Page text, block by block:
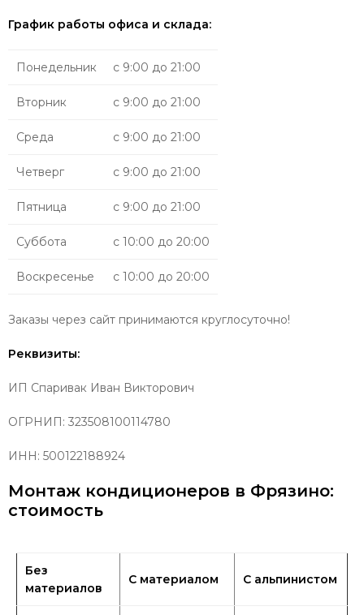
График работы офиса и склада:
Понедельник с 9:00 до 21:00
Вторник с 9:00 до 21:00
Среда с 9:00 до 21:00
Четверг с 9:00 до 21:00
Пятница с 9:00 до 21:00
Суббота с 10:00 до 20:00
Воскресенье с 10:00 до 20:00
Заказы через сайт принимаются круглосуточно!
Реквизиты:
ИП Спаривак Иван Викторович
ОГРНИП: 323508100114780
ИНН: 500122188924
Монтаж кондиционеров в Фрязино:
стоимость
Без
материалов
С материалом С альпинистом